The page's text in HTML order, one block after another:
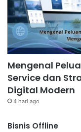
Mengenal
Service dan
Digital Modern
4 hari ago
Bisnis Offline